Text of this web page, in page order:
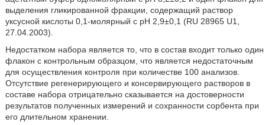
выделения гликированной фракции, содержащий раствор
уксусной кислоты 0,1-молярный с рН 2,9±0,1 (RU 28965 U1,
27.04.2003).
Недостатком набора является то, что в состав входит только один
флакон с контрольным образцом, что является недостаточным
для осуществления контроля при количестве 100 анализов.
Отсутствие регенерирующего и консервирующего растворов в
составе набора отрицательно сказывается на достоверности
результатов полученных измерений и сохранности сорбента при
его длительном хранении.